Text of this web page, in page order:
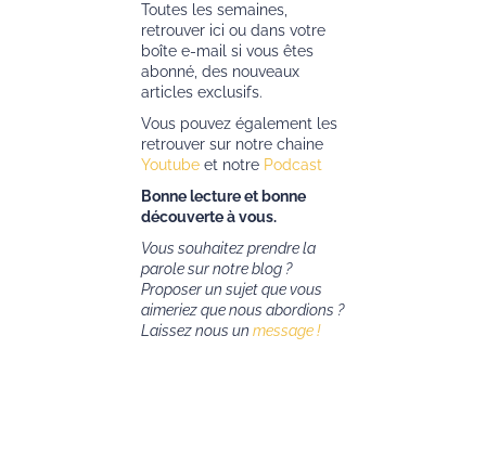
Toutes les semaines,
retrouver ici ou dans votre
boîte e-mail si vous êtes
abonné, des nouveaux
articles exclusifs.
Vous pouvez également les
retrouver sur notre chaine
Youtube et notre Podcast
Bonne lecture et bonne
découverte à vous.
Vous souhaitez prendre la
parole sur notre blog ?
Proposer un sujet que vous
aimeriez que nous abordions ?
Laissez nous un message !